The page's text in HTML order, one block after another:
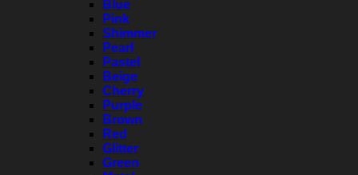
Blue
Pink
Shimmer
Pearl
Pastel
Beige
Cherry
Purple
Brown
Red
Glitter
Green